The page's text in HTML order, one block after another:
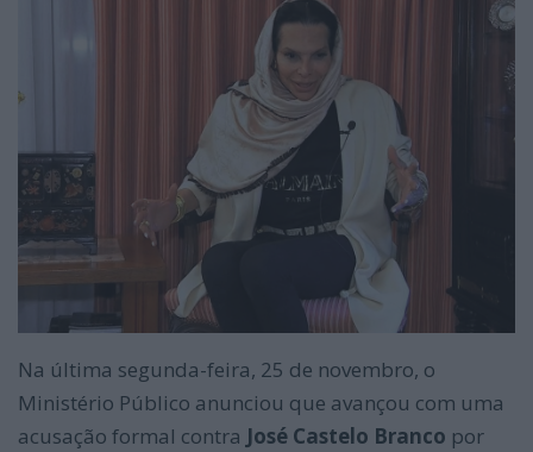
Na última segunda-feira, 25 de novembro, o
Ministério Público anunciou que avançou com uma
acusação formal contra José Castelo Branco por